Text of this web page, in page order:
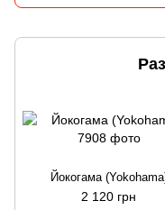
Йокогама
2 120 грн